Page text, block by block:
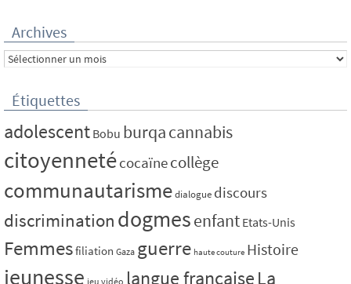
Archives
Archives
Étiquettes
adolescent Bobu burqacannabis
citoyennetécocaïnecollège
communautarismedialogue discours
discrimination dogmesenfant Etats-Unis
Femmesfiliation Gaza guerre haute couture Histoire
jeunesse jeu vidéo langue française La